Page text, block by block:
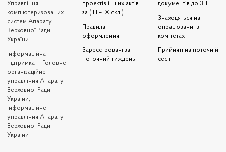
Управління
комп'ютеризованих
систем Апарату
Верховної Ради
України
Iнформаційна
підтримка — Головне
організаційне
управління Апарату
Верховної Ради
України,
Інформаційне
управління Апарату
Верховної Ради
України
проєктів інших актів
за ( III – IX скл.)
Правила
оформлення
Зареєстровані за
поточний тиждень
документів до ЗП
Знаходяться на
опрацюванні в
комітетах
Прийняті на поточній
сесії